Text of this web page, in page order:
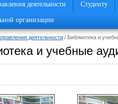
деятельности Студенту
организации
деятельности / Библиотека и
и учебные